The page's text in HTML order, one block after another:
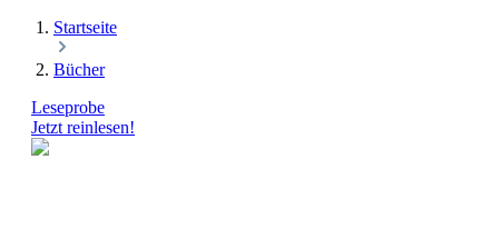
Startseite
Bücher
Leseprobe
Jetzt reinlesen!